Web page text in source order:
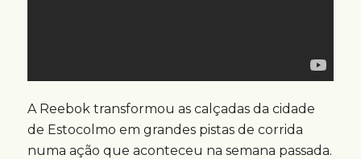
A Reebok transformou as calçadas da cidade
de Estocolmo em grandes pistas de corrida
numa ação que aconteceu na semana passada.